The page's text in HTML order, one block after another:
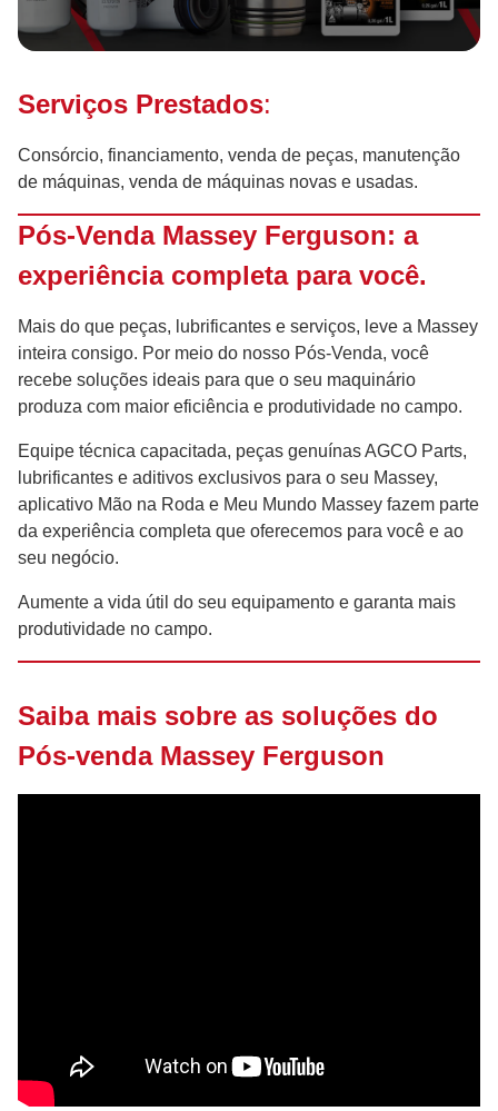
Serviços Prestados:
Consórcio, financiamento, venda de peças, manutenção
de máquinas, venda de máquinas novas e usadas.
Pós-Venda Massey Ferguson: a
experiência completa para você.
Mais do que peças, lubrificantes e serviços, leve a Massey
inteira consigo. Por meio do nosso Pós-Venda, você
recebe soluções ideais para que o seu maquinário
produza com maior eficiência e produtividade no campo.
Equipe técnica capacitada, peças genuínas AGCO Parts,
lubrificantes e aditivos exclusivos para o seu Massey,
aplicativo Mão na Roda e Meu Mundo Massey fazem parte
da experiência completa que oferecemos para você e ao
seu negócio.
Aumente a vida útil do seu equipamento e garanta mais
produtividade no campo.
Saiba mais sobre as soluções do
Pós-venda Massey Ferguson